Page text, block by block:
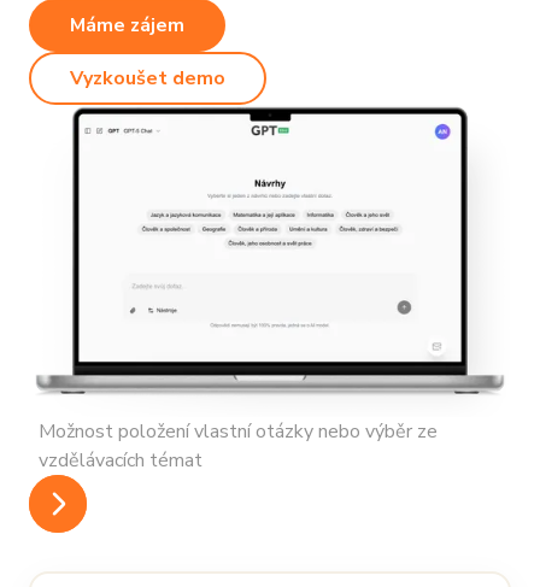
Máme zájem
Vyzkoušet demo
Možnost položení vlastní otázky nebo výběr ze
vzdělávacích témat